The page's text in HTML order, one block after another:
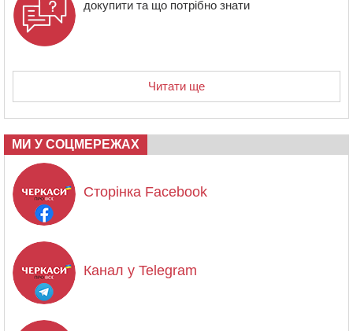
докупити та що потрібно знати
Читати ще
МИ У СОЦМЕРЕЖАХ
Сторінка Facebook
Канал у Telegram